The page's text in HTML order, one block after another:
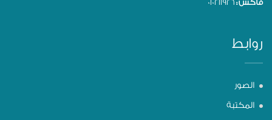
فاكس :
روابط
الصور
المكتبة